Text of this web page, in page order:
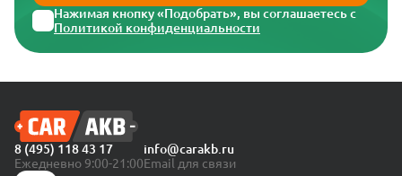
Нажимая кнопку «Подобрать», вы соглашаетесь с
Политикой конфиденциальности
8 (495) 118 43 17
Ежедневно 9:00-21:00
info@carakb.ru
Email для связи